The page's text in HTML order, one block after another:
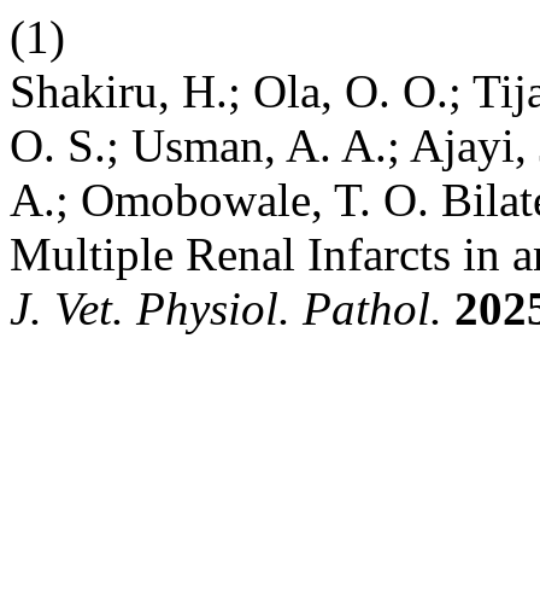
(1)
Shakiru, H.; Ola, O. O.;
O. S.; Usman, A. A.;
A.; Omobowale, T. O.
Multiple Renal Infarcts in
J. Vet. Physiol. Pathol.